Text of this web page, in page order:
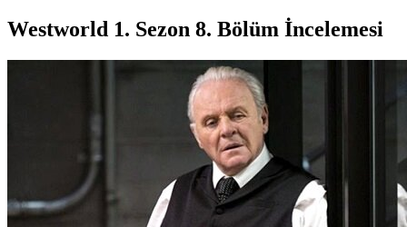
Westworld 1. Sezon 8. Bölüm İncelemesi